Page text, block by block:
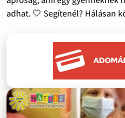
adhat. 🤍 Segítenél? Hálásan